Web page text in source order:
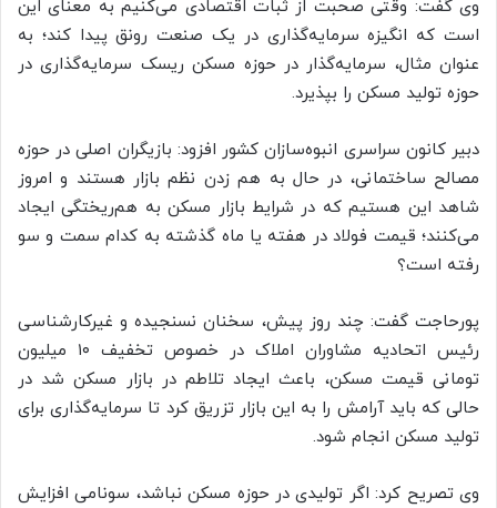
وی گفت: وقتی صحبت از ثبات اقتصادی می‌کنیم به معنای این
است که انگیزه سرمایه‌گذاری در یک صنعت رونق پیدا کند؛ به
عنوان مثال، سرمایه‌گذار در حوزه مسکن ریسک سرمایه‌گذاری در
حوزه تولید مسکن را بپذیرد.
دبیر کانون سراسری انبوه‌سازان کشور افزود: بازیگران اصلی در حوزه
مصالح ساختمانی، در حال به هم زدن نظم بازار هستند و امروز
شاهد این هستیم که در شرایط بازار مسکن به هم‌ریختگی ایجاد
می‌کنند؛ قیمت فولاد در هفته یا ماه گذشته به کدام سمت و سو
رفته است؟
پورحاجت گفت: چند روز پیش، سخنان نسنجیده و غیرکارشناسی
رئیس اتحادیه مشاوران املاک در خصوص تخفیف ۱۰ میلیون
تومانی قیمت مسکن، باعث ایجاد تلاطم در بازار مسکن شد در
حالی که باید آرامش را به این بازار تزریق کرد تا سرمایه‌گذاری برای
تولید مسکن انجام شود.
وی تصریح کرد: اگر تولیدی در حوزه مسکن نباشد، سونامی افزایش